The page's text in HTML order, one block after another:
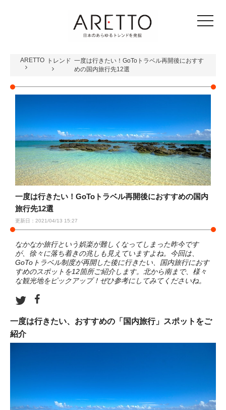
toggle
ARETTO トレンド 一度は行きたい！GoToトラベル再開後におすす
めの国内旅行先12選
一度は行きたい！GoToトラベル再開後におすすめの国内
旅行先12選
更新日：2021/04/13 15:27
なかなか旅行という娯楽が難しくなってしまった昨今です
が、徐々に落ち着きの兆しも見えていますよね。今回は、
GoToトラベル制度が再開した後に行きたい、国内旅行におす
すめのスポットを12箇所ご紹介します。北から南まで、様々
な観光地をピックアップ！ぜひ参考にしてみてくださいね。
一度は行きたい、おすすめの「国内旅行」スポットをご
紹介